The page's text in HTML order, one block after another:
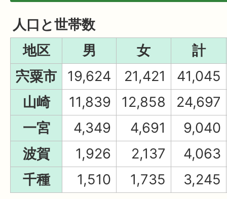
人口と世帯数
地区
男 女
計
宍粟市
19,624 21,421
41,045
山崎
11,839 12,858
24,697
一宮
4,349 4,691
9,040
波賀
1,926 2,137
4,063
千種
1,510 1,735
3,245